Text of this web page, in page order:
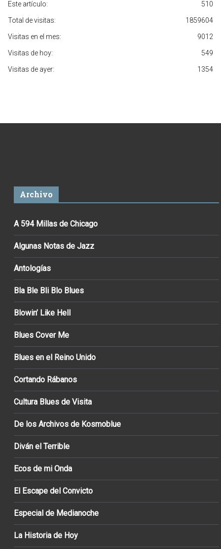
510
Este artículo:
1859604
Total de visitas:
9012
Visitas en el mes:
549
Visitas de hoy:
1354
Visitas de ayer:
Archivo
A 594 Millas de Chicago
Algunas Notas de Jazz
Antologías
Bla Ble Bli Blo Blues
Blowin’ Like Hell
Blues Cover Me
Blues en el Reino Unido
Cortando Rábanos
Cultura Blues de Visita
De los Archivos de Kosmoblue
Diván el Terrible
Ecos de mi Onda
El Escape del Convicto
Especial de Medianoche
La Historia de Hoy